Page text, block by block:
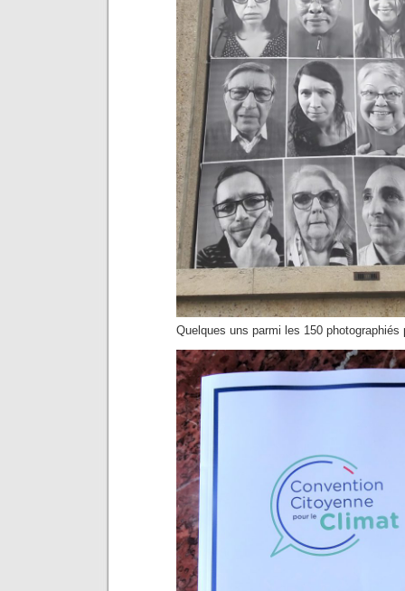
Quelques uns parmi les 150 photographiés